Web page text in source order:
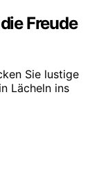
Freude
Sie lustige
Lächeln ins